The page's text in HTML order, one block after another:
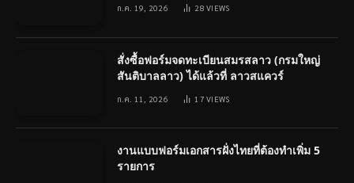
ก.ค. 19, 2026 28VIEWS
สั่งซื้อฟอร์มจดทะเบียนสมรสลาว (กรมใหญ่
สันติบาลลาว) ได้แล้วที่ ลาวสแควร์
ก.ค. 11, 2026 17VIEWS
งานแบบฟอร์มเอกสารฝั่งไทยที่ต้องทำเพิ่ม 5
รายการ